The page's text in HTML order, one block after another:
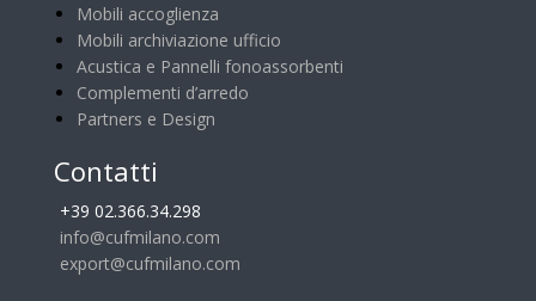
Mobili accoglienza
Mobili archiviazione ufficio
Acustica e Pannelli fonoassorbenti
Complementi d’arredo
Partners e Design
Contatti
+39 02.366.34.298
info@cufmilano.com
export@cufmilano.com